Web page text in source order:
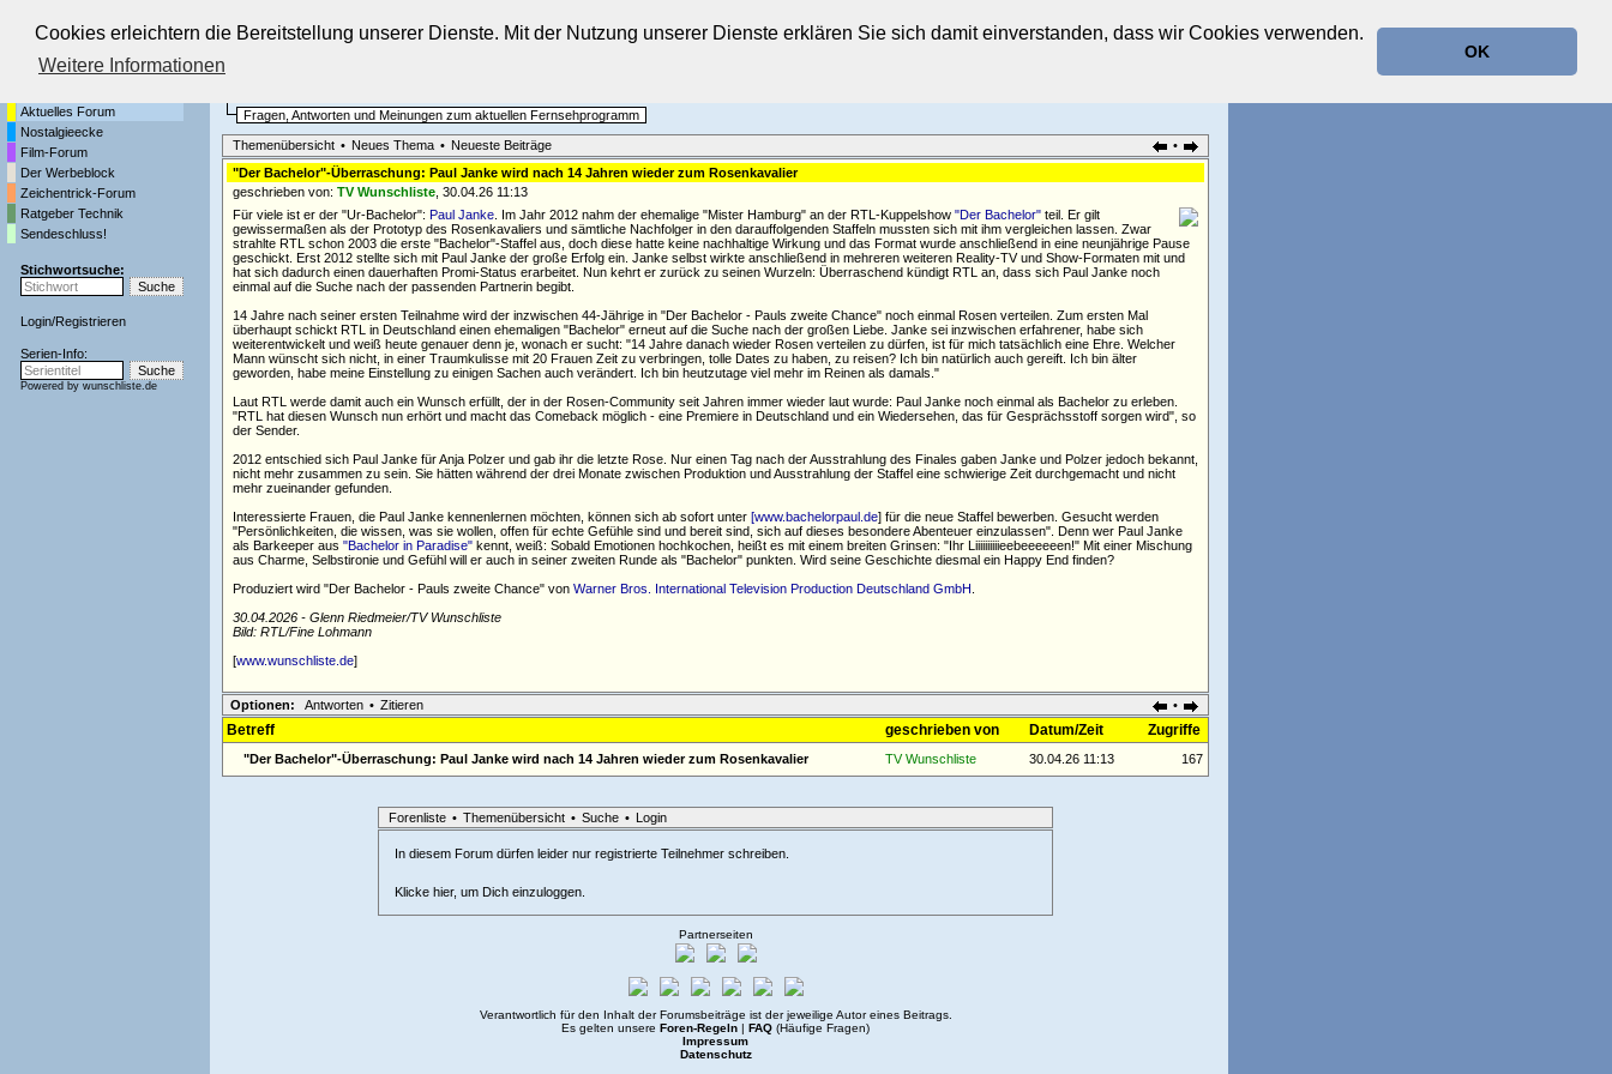
Cookies erleichtern die Bereitstellung unserer Dienste. Mit der Nutzung unserer Dienste erklären Sie sich damit einverstanden, dass wir Cookies verwenden.
Weitere Informationen
OK
Die Fernseh-Diskussionsforen von
Aktuelles Forum
Nostalgieecke
Film-Forum
Der Werbeblock
Zeichentrick-Forum
Ratgeber Technik
Sendeschluss!
Stichwortsuche:
Login/Registrieren
Serien-Info:
Powered by wunschliste.de
Fragen, Antworten und Meinungen zum aktuellen Fernsehprogramm
Themenübersicht • Neues Thema • Neueste Beiträge
•
"Der Bachelor"-Überraschung: Paul Janke wird nach 14 Jahren wieder zum Rosenkavalier
geschrieben von: TV Wunschliste, 30.04.26 11:13
Für viele ist er der "Ur-Bachelor": Paul Janke. Im Jahr 2012 nahm der ehemalige "Mister Hamburg" an der RTL-Kuppelshow "Der Bachelor" teil. Er gilt
gewissermaßen als der Prototyp des Rosenkavaliers und sämtliche Nachfolger in den darauffolgenden Staffeln mussten sich mit ihm vergleichen lassen. Zwar
strahlte RTL schon 2003 die erste "Bachelor"-Staffel aus, doch diese hatte keine nachhaltige Wirkung und das Format wurde anschließend in eine neunjährige Pause
geschickt. Erst 2012 stellte sich mit Paul Janke der große Erfolg ein. Janke selbst wirkte anschließend in mehreren weiteren Reality-TV und Show-Formaten mit und
hat sich dadurch einen dauerhaften Promi-Status erarbeitet. Nun kehrt er zurück zu seinen Wurzeln: Überraschend kündigt RTL an, dass sich Paul Janke noch
einmal auf die Suche nach der passenden Partnerin begibt.
14 Jahre nach seiner ersten Teilnahme wird der inzwischen 44-Jährige in "Der Bachelor - Pauls zweite Chance" noch einmal Rosen verteilen. Zum ersten Mal
überhaupt schickt RTL in Deutschland einen ehemaligen "Bachelor" erneut auf die Suche nach der großen Liebe. Janke sei inzwischen erfahrener, habe sich
weiterentwickelt und weiß heute genauer denn je, wonach er sucht:
14 Jahre danach wieder Rosen verteilen zu dürfen, ist für mich tatsächlich eine Ehre. Welcher
Mann wünscht sich nicht, in einer Traumkulisse mit 20 Frauen Zeit zu verbringen, tolle Dates zu haben, zu reisen? Ich bin natürlich auch gereift. Ich bin älter
geworden, habe meine Einstellung zu einigen Sachen auch verändert. Ich bin heutzutage viel mehr im Reinen als damals.
Laut RTL werde damit auch ein Wunsch erfüllt, der in der Rosen-Community seit Jahren immer wieder laut wurde: Paul Janke noch einmal als Bachelor zu erleben.
"RTL hat diesen Wunsch nun erhört und macht das Comeback möglich - eine Premiere in Deutschland und ein Wiedersehen, das für Gesprächsstoff sorgen wird", so
der Sender.
2012 entschied sich Paul Janke für Anja Polzer und gab ihr die letzte Rose. Nur einen Tag nach der Ausstrahlung des Finales gaben Janke und Polzer jedoch bekannt,
nicht mehr zusammen zu sein. Sie hätten während der drei Monate zwischen Produktion und Ausstrahlung der Staffel eine schwierige Zeit durchgemacht und nicht
mehr zueinander gefunden.
Interessierte Frauen, die Paul Janke kennenlernen möchten, können sich ab sofort unter [www.bachelorpaul.de] für die neue Staffel bewerben. Gesucht werden
"Persönlichkeiten, die wissen, was sie wollen, offen für echte Gefühle sind und bereit sind, sich auf dieses besondere Abenteuer einzulassen". Denn wer Paul Janke
als Barkeeper aus "Bachelor in Paradise" kennt, weiß: Sobald Emotionen hochkochen, heißt es mit einem breiten Grinsen: Ihr Liiiiiiiiiieebeeeeeen!
Mit einer Mischung
aus Charme, Selbstironie und Gefühl will er auch in seiner zweiten Runde als "Bachelor" punkten. Wird seine Geschichte diesmal ein Happy End finden?
Produziert wird "Der Bachelor - Pauls zweite Chance" von Warner Bros. International Television Production Deutschland GmbH .
30.04.2026 - Glenn Riedmeier/TV Wunschliste
Bild: RTL/Fine Lohmann
[www.wunschliste.de]
•
Optionen: Antworten • Zitieren
Betreff geschrieben von Datum/Zeit Zugriffe
"Der Bachelor"-Überraschung: Paul Janke wird nach 14 Jahren wieder zum Rosenkavalier TV Wunschliste 30.04.26 11:13 167
Forenliste • Themenübersicht • Suche • Login
In diesem Forum dürfen leider nur registrierte Teilnehmer schreiben.
Klicke hier, um Dich einzuloggen.
Partnerseiten
Verantwortlich für den Inhalt der Forumsbeiträge ist der jeweilige Autor eines Beitrags.
Es gelten unsere Foren-Regeln FAQ (Häufige Fragen)
Impressum
Datenschutz